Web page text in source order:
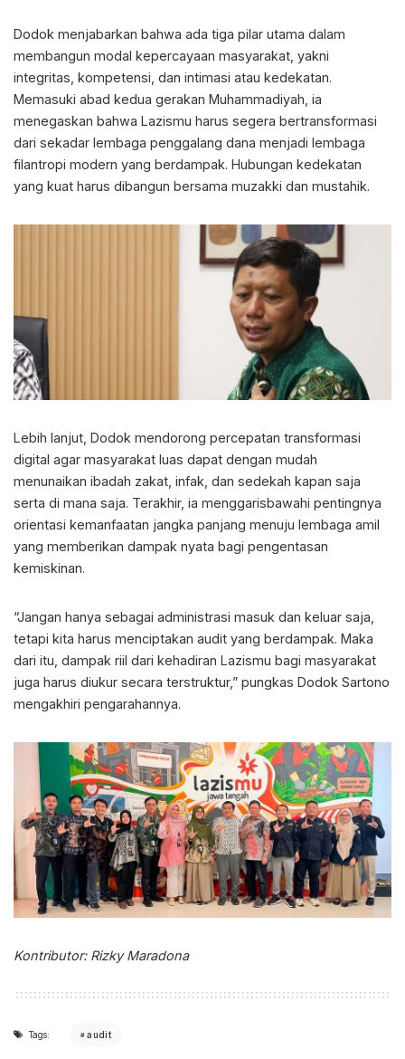
Dodok menjabarkan bahwa ada tiga pilar utama dalam
membangun modal kepercayaan masyarakat, yakni
integritas, kompetensi, dan intimasi atau kedekatan.
Memasuki abad kedua gerakan Muhammadiyah, ia
menegaskan bahwa Lazismu harus segera bertransformasi
dari sekadar lembaga penggalang dana menjadi lembaga
filantropi modern yang berdampak. Hubungan kedekatan
yang kuat harus dibangun bersama muzakki dan mustahik.
Lebih lanjut, Dodok mendorong percepatan transformasi
digital agar masyarakat luas dapat dengan mudah
menunaikan ibadah zakat, infak, dan sedekah kapan saja
serta di mana saja. Terakhir, ia menggarisbawahi pentingnya
orientasi kemanfaatan jangka panjang menuju lembaga amil
yang memberikan dampak nyata bagi pengentasan
kemiskinan.
“Jangan hanya sebagai administrasi masuk dan keluar saja,
tetapi kita harus menciptakan audit yang berdampak. Maka
dari itu, dampak riil dari kehadiran Lazismu bagi masyarakat
juga harus diukur secara terstruktur,” pungkas Dodok Sartono
mengakhiri pengarahannya.
Kontributor: Rizky Maradona
Tags: audit